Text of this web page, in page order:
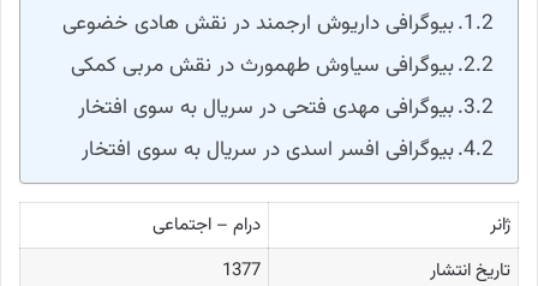
بیوگرافی داریوش ارجمند در نقش هادی خضوعی
بیوگرافی سیاوش طهمورث در نقش مربی کمکی
بیوگرافی مهدی فتحی در سریال به سوی افتخار
بیوگرافی افسر اسدی در سریال به سوی افتخار
ژانر
درام – اجتماعی
تاریخ انتشار
1377